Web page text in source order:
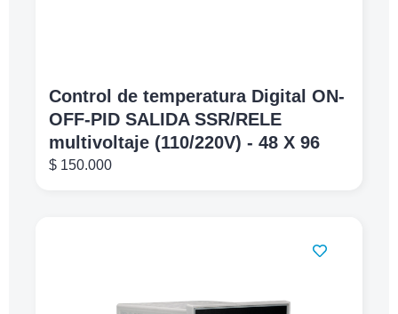
Control de temperatura Digital ON-
OFF-PID SALIDA SSR/RELE
multivoltaje (110/220V) - 48 X 96
$ 150.000